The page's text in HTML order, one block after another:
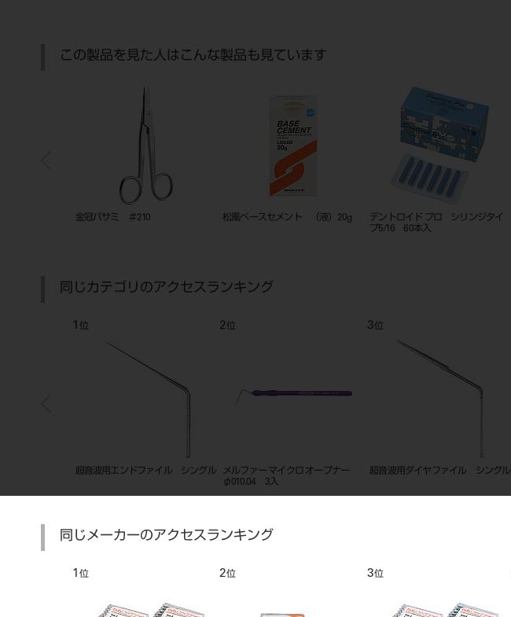
この製品を見た人はこんな製品も見ています
金冠バサミ ＃210 松風ベースセメント （液）20g
デントロイド プロ シリンジタイ
プ5/16 60本入
同じカテゴリのアクセスランキング
1 位
超音波用エンドファイル シングル
2 位
メルファー マイクロ オープナー
φ010.04 3入
3位
超音波用ダイヤファイル シングル
同じメーカーのアクセスランキング
1 位 2位 3位